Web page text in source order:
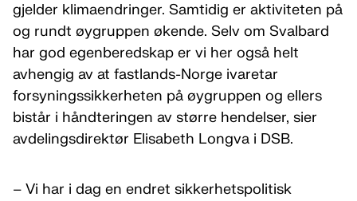
gjelder klimaendringer. Samtidig er aktiviteten på
og rundt øygruppen økende. Selv om Svalbard
har god egenberedskap er vi her også helt
avhengig av at fastlands-Norge ivaretar
forsyningssikkerheten på øygruppen og ellers
bistår i håndteringen av større hendelser, sier
avdelingsdirektør Elisabeth Longva i DSB.
– Vi har i dag en endret sikkerhetspolitisk